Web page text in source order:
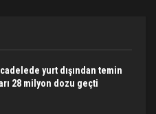
yurt dışından temin
28 milyon dozu geçti